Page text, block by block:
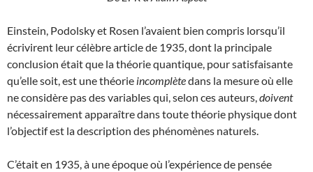
Einstein, Podolsky et Rosen l’avaient bien compris lorsqu’il
écrivirent leur célèbre article de 1935, dont la principale
conclusion était que la théorie quantique, pour satisfaisante
qu’elle soit, est une théorie incomplètedans la mesure où elle
ne considère pas des variables qui, selon ces auteurs, doivent
nécessairement apparaître dans toute théorie physique dont
l’objectif est la description des phénomènes naturels.
C’était en 1935, à une époque où l’expérience de pensée